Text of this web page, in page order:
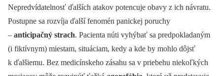
Nepredvídatelnosť ďalších atakov potencuje obavy z ich návratu.
Postupne sa rozvíja ďalší fenomén panickej poruchy
–⁠ anticipačný strach. Pacienta núti vyhýbať sa predpokladaným
(i fiktívnym) miestam, situáciam, kedy a kde by mohlo dôjsť
k ďalšiemu. Bez medicínskeho zásahu sa v priebehu niekoľkých